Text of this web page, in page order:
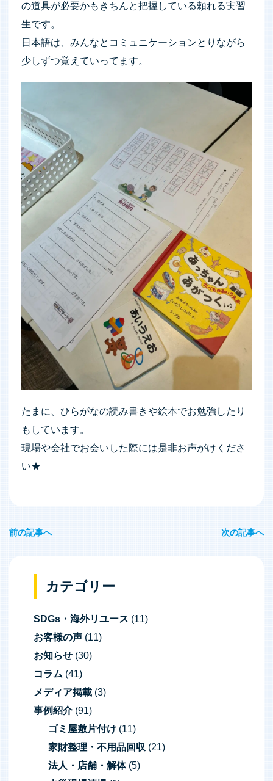
の道具が必要かもきちんと把握している頼れる実習
生です。
日本語は、みんなとコミュニケーションとりながら
少しずつ覚えていってます。
たまに、ひらがなの読み書きや絵本でお勉強したり
もしています。
現場や会社でお会いした際には是非お声がけくださ
い★
投
前の記事へ 次の記事へ
カテゴリー
SDGs・海外リユース (11)
お客様の声 (11)
お知らせ (30)
コラム (41)
メディア掲載 (3)
事例紹介(91)
ゴミ屋敷片付け (11)
家財整理・不用品回収 (21)
法人・店舗・解体(5)